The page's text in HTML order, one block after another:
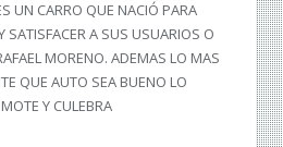
UN CARRO QUE NACIÓ PARA
SATISFACER A SUS USUARIOS O
MORENO. ADEMAS LO MAS
QUE AUTO SEA BUENO LO
Y CULEBRA